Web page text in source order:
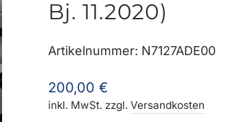
Bj. 11.2020)
Artikelnummer: N7127ADE00
Normaler
Preis
200,00 €
inkl. MwSt. zzgl.Versandkosten